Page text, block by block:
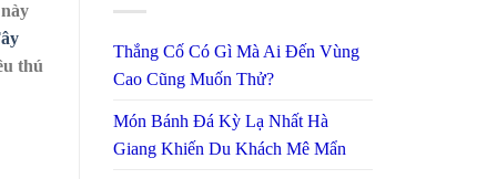
thú
Thắng Cố Có Gì Mà Ai Đến Vùng
Cao Cũng Muốn Thử?
Món Bánh Đá Kỳ Lạ Nhất Hà
Giang Khiến Du Khách Mê Mẩn